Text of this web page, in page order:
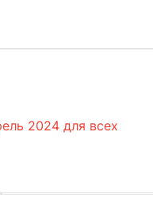
2024 для всех